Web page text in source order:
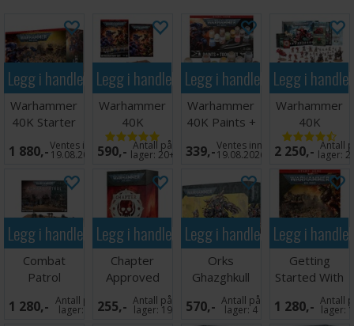
Legg i handlekurven
Warhammer
40K Starter
Set
1 880,-Ventes inn
19.08.2026
Legg i handlekurven
Warhammer
40K
Introductory
Set
590,- Antall på
lager:20+
Legg i handlekurven
Warhammer
40K Paints +
Tools Set
339,-Ventes inn
19.08.2026
Legg i
Warhammer
40K
Armageddon
2 250,- Antall
lager:
Legg i handlekurven
Combat
Patrol
Battlezone
1 280,- Antall på
lager:
Legg i handlekurven
Chapter
Approved
Mission Deck
2026-27
255,- Antall på
lager: 19
Legg i handlekurven
Orks
Ghazghkull
Thraka
570,- Antall på
lager:4
Legg i
Getting
Started With
Orks
1 280,- Antall
lager: